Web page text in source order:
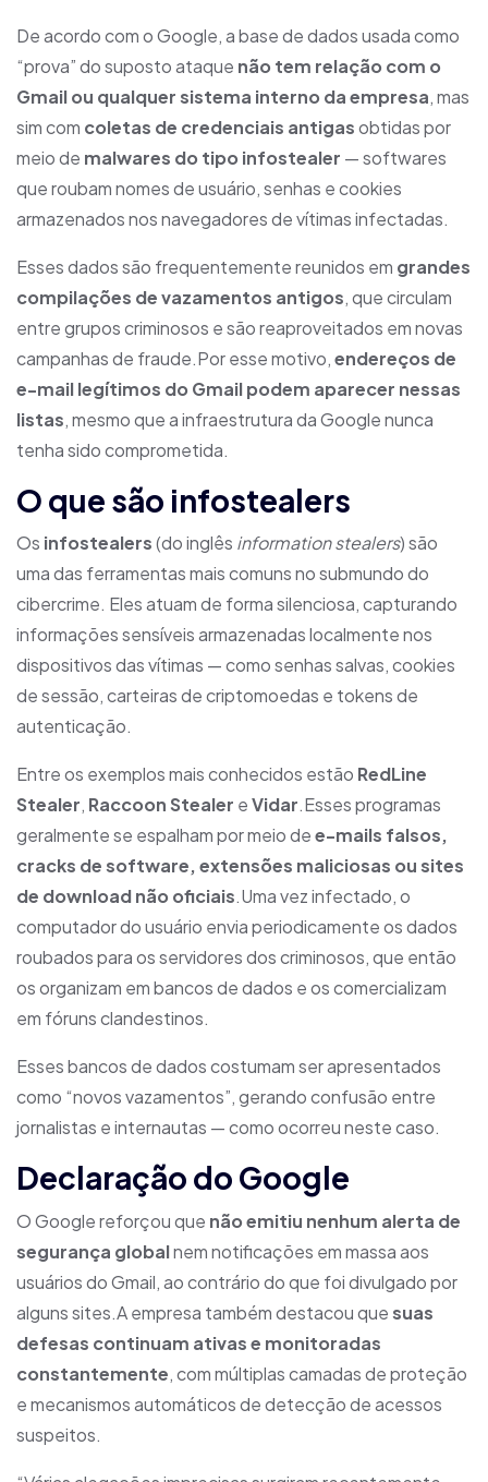
De acordo com o Google, a base de dados usada como
“prova” do suposto ataque não tem relação com o
Gmail ou qualquer sistema interno da empresa, mas
sim com coletas de credenciais antigasobtidas por
meio de malwares do tipo infostealer — softwares
que roubam nomes de usuário, senhas e cookies
armazenados nos navegadores de vítimas infectadas.
Esses dados são frequentemente reunidos em grandes
compilações de vazamentos antigos, que circulam
entre grupos criminosos e são reaproveitados em novas
campanhas de fraude.Por esse motivo,endereços de
e-mail legítimos do Gmail podem aparecer nessas
listas, mesmo que a infraestrutura da Google nunca
tenha sido comprometida.
O que são infostealers
Os infostealers(do inglês information stealers) são
uma das ferramentas mais comuns no submundo do
cibercrime. Eles atuam de forma silenciosa, capturando
informações sensíveis armazenadas localmente nos
dispositivos das vítimas — como senhas salvas, cookies
de sessão, carteiras de criptomoedas e tokens de
autenticação.
Entre os exemplos mais conhecidos estão RedLine
Stealer, Raccoon Stealer eVidar.Esses programas
geralmente se espalham por meio dee-mails falsos,
cracks de software, extensões maliciosas ou sites
de download não oficiais.Uma vez infectado, o
computador do usuário envia periodicamente os dados
roubados para os servidores dos criminosos, que então
os organizam em bancos de dados e os comercializam
em fóruns clandestinos.
Esses bancos de dados costumam ser apresentados
como “novos vazamentos”, gerando confusão entre
jornalistas e internautas — como ocorreu neste caso.
Declaração do Google
O Google reforçou que não emitiu nenhum alerta de
segurança globalnem notificações em massa aos
usuários do Gmail, ao contrário do que foi divulgado por
alguns sites.A empresa também destacou quesuas
defesas continuam ativas e monitoradas
constantemente, com múltiplas camadas de proteção
e mecanismos automáticos de detecção de acessos
suspeitos.